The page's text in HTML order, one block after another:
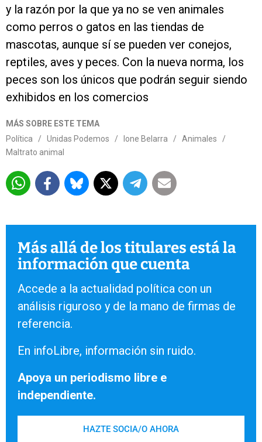
y la razón por la que ya no se ven animales
como perros o gatos en las tiendas de
mascotas, aunque sí se pueden ver conejos,
reptiles, aves y peces. Con la nueva norma, los
peces son los únicos que podrán seguir siendo
exhibidos en los comercios
MÁS SOBRE ESTE TEMA
Política
/ Unidas Podemos / Ione Belarra / Animales
/
Maltrato animal
Más allá de los titulares está la
información que cuenta
Accede a la actualidad política con un
análisis riguroso y de la mano de firmas de
referencia.
En infoLibre, información sin ruido.
Apoya un periodismo libre e
independiente.
HAZTE SOCIA/O AHORA